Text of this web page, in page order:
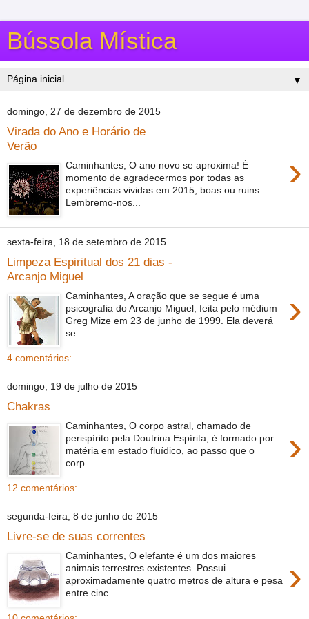
Bússola Mística
▼
domingo, 27 de dezembro de 2015
Virada do Ano e Horário de
Verão
›
Caminhantes, O ano novo se aproxima! É
momento de agradecermos por todas as
experiências vividas em 2015, boas ou ruins.
Lembremo-nos...
sexta-feira, 18 de setembro de 2015
Limpeza Espiritual dos 21 dias -
Arcanjo Miguel
›
Caminhantes, A oração que se segue é uma
psicografia do Arcanjo Miguel, feita pelo médium
Greg Mize em 23 de junho de 1999. Ela deverá
se...
4 comentários:
domingo, 19 de julho de 2015
Chakras
›
Caminhantes, O corpo astral, chamado de
perispírito pela Doutrina Espírita, é formado por
matéria em estado fluídico, ao passo que o
corp...
12 comentários:
segunda-feira, 8 de junho de 2015
Livre-se de suas correntes
›
Caminhantes, O elefante é um dos maiores
animais terrestres existentes. Possui
aproximadamente quatro metros de altura e pesa
entre cinc...